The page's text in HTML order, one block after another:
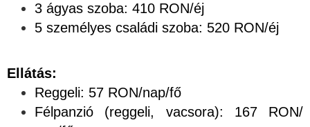
3 ágyas szoba: 410 RON/éj
5 személyes családi szoba: 520 RON/éj
Ellátás:
Reggeli: 57 RON/nap/fő
Félpanzió (reggeli, vacsora): 167 RON/